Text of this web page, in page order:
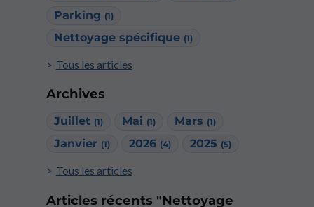
Parking (1)
Nettoyage spécifique (1)
Tous les articles
Archives
Juillet (1) Mai (1) Mars (1)
Janvier (1) 2026 (4) 2025 (5)
Tous les articles
Articles récents "Nettoyage